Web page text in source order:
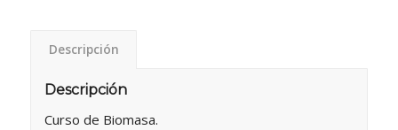
Descripción
Descripción
Curso de Biomasa.